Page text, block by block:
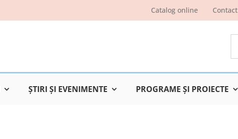
Catalog online Contact
ŞTIRI ŞI EVENIMENTE PROGRAME ŞI PROIECTE